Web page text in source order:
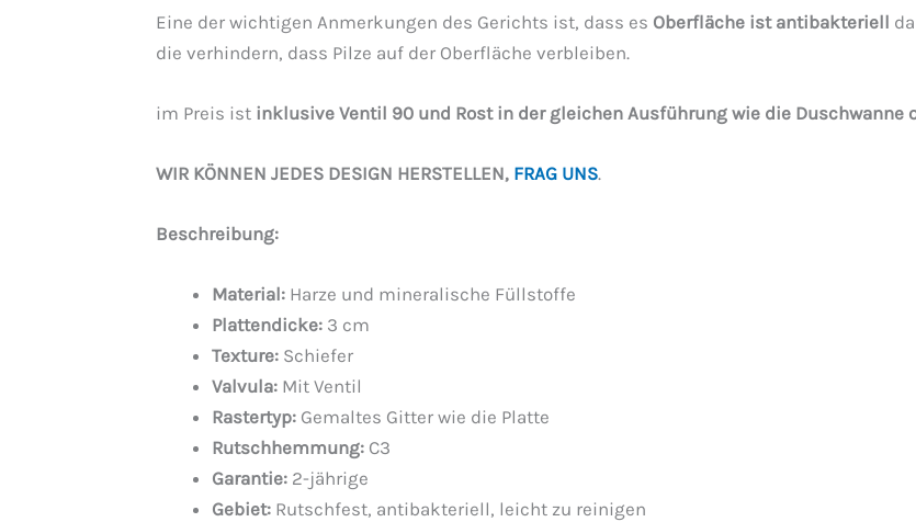
Eine der wichtigen Anmerkungen des Gerichts ist, dass es Oberfläche ist antibakteriell
die verhindern, dass Pilze auf der Oberfläche verbleiben.
im Preis ist inklusive Ventil 90 und Rost in der gleichen Ausführung wie die Duschwanne
WIR KÖNNEN JEDES DESIGN HERSTELLEN, FRAG UNS.
Beschreibung:
Material: Harze und mineralische Füllstoffe
Plattendicke: 3 cm
Texture: Schiefer
Valvula: Mit Ventil
Rastertyp: Gemaltes Gitter wie die Platte
Rutschhemmung: C3
Garantie: 2-jährige
Gebiet: Rutschfest, antibakteriell, leicht zu reinigen